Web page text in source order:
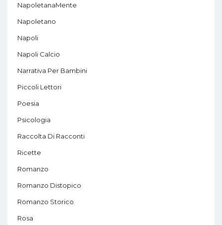
NapoletanaMente
Napoletano
Napoli
Napoli Calcio
Narrativa Per Bambini
Piccoli Lettori
Poesia
Psicologia
Raccolta Di Racconti
Ricette
Romanzo
Romanzo Distopico
Romanzo Storico
Rosa